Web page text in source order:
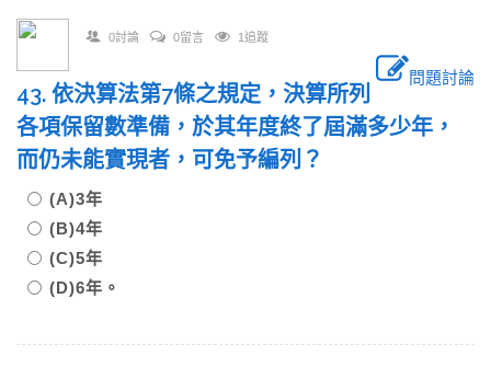
0討論 0留言 1追蹤
問題討論
43. 依決算法第7條之規定，決算所列
各項保留數準備，於其年度終了屆滿多少年，
而仍未能實現者，可免予編列？
(A)3年
(B)4年
(C)5年
(D)6年。